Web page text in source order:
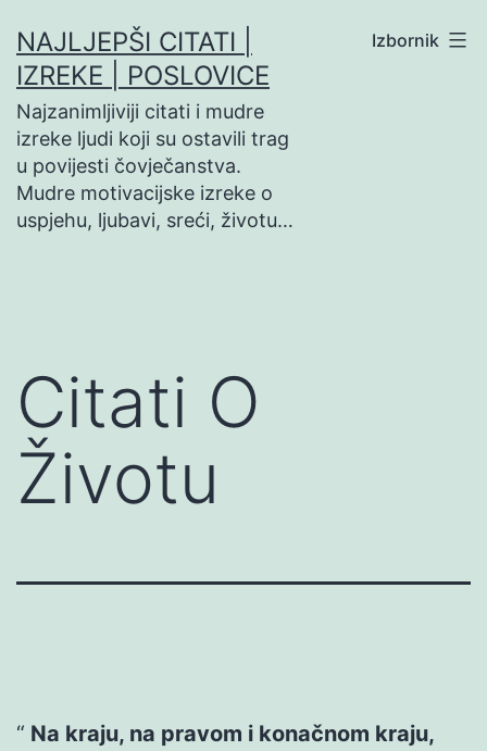
na
sadržaj
NAJLJEPŠI CITATI |
IZREKE | POSLOVICE
Najzanimljiviji citati i mudre
izreke ljudi koji su ostavili trag
u povijesti čovječanstva.
Mudre motivacijske izreke o
uspjehu, ljubavi, sreći, životu…
Izbornik
Citati O
Životu
Na kraju, na pravom i konačnom kraju,